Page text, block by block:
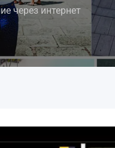
через интернет